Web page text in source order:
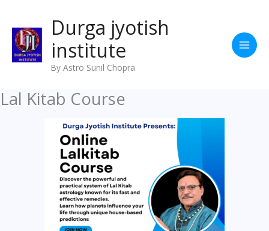
content
Durga jyotish
institute
By Astro Sunil Chopra
Lal Kitab Course